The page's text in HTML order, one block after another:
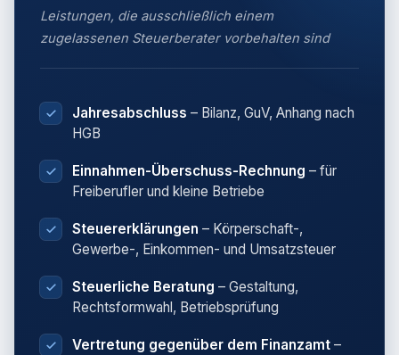
Leistungen, die ausschließlich einem
zugelassenen Steuerberater vorbehalten sind
Jahresabschluss – Bilanz, GuV, Anhang nach
HGB
Einnahmen-Überschuss-Rechnung – für
Freiberufler und kleine Betriebe
Steuererklärungen – Körperschaft-,
Gewerbe-, Einkommen- und Umsatzsteuer
Steuerliche Beratung – Gestaltung,
Rechtsformwahl, Betriebsprüfung
Vertretung gegenüber dem Finanzamt –